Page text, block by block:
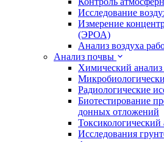
Исследование
Измерение
(ЭРОА)
Анализ воздуха
Анализ почвы
Химический
Радиологические
Биотестирование
донных отложений
Исследования